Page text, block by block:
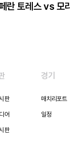
란 토레스 vs 모
판
어
판
경기
매치리포트
일정